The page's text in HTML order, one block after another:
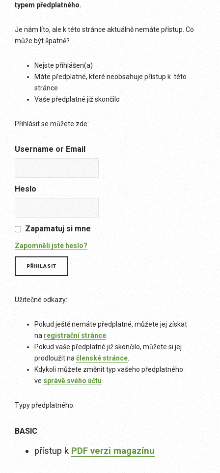
typem předplatného.
Je nám líto, ale k této stránce aktuálně nemáte přístup. Co
může být špatně?
Nejste přihlášen(a)
Máte předplatné, které neobsahuje přístup k této
stránce
Vaše předplatné již skončilo
Přihlásit se můžete zde:
Username or Email
Heslo
Zapamatuj si mne
Zapomněli jste heslo?
Užitečné odkazy:
Pokud ještě nemáte předplatné, můžete jej získat
na registrační stránce
Pokud vaše předplatné již skončilo, můžete si jej
prodloužit na členské stránce
Kdykoli můžete změnit typ vašeho předplatného
ve správě svého účtu
Typy předplatného:
BASIC
přístup k PDF verzi magazínu